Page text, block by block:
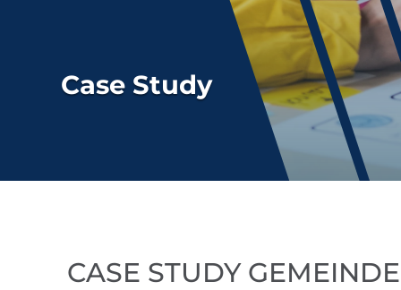
Case Study
CASE STUDY GEMEINDE